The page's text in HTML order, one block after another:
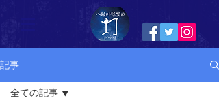
記事
全ての記事